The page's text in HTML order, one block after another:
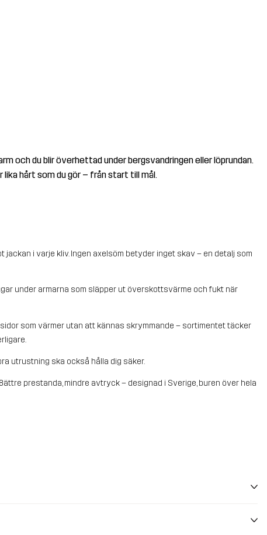
och du blir överhettad under bergsvandringen eller löprundan.
lika hårt som du gör – från start till mål.
i varje kliv. Ingen axelsöm betyder inget skav – en detalj som
under armarna som släpper ut överskottsvärme och fukt när
som värmer utan att kännas skrymmande – sortimentet täcker
utrustning ska också hålla dig säker.
prestanda, mindre avtryck – designad i Sverige, buren över hela